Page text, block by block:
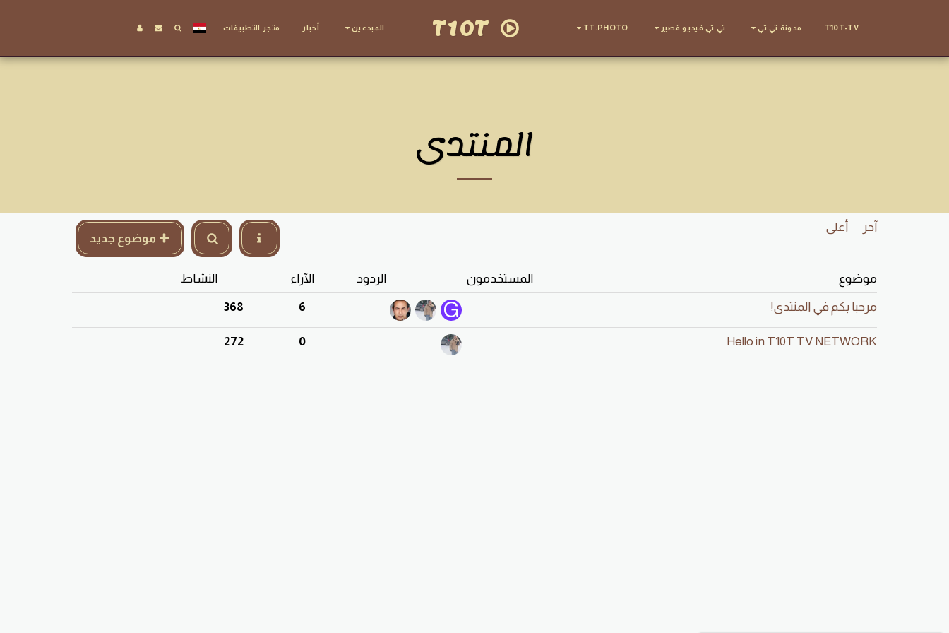
T10T-TV مدونة تي تي تي تي فيديو قصير TT.PHOTO
T10T المبدعين أخبار متجر التطبيقات
المنتدى
آخر أعلى
موضوع جديد
موضوع المستخدمون الردود الآراء
النشاط
مرحبا بكم في المنتدى!
6
368
Hello in T10T TV NETWORK
0
272